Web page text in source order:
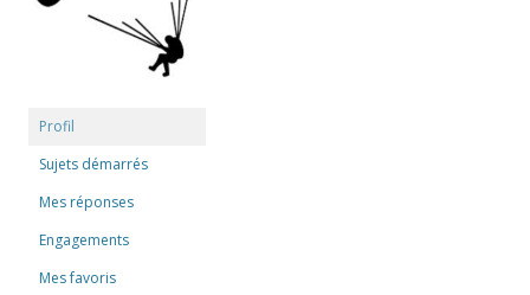
Profil
Sujets démarrés
Mes réponses
Engagements
Mes favoris